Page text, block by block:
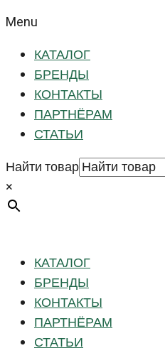
Menu
КАТАЛОГ
БРЕНДЫ
КОНТАКТЫ
ПАРТНЁРАМ
СТАТЬИ
Найти товар
×
КАТАЛОГ
БРЕНДЫ
КОНТАКТЫ
ПАРТНЁРАМ
СТАТЬИ